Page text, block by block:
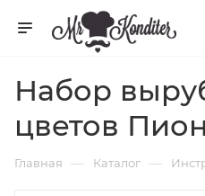
Набор
цветов
Главная — Каталог —